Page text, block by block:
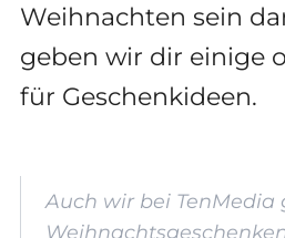
Weihnachten sein
geben wir dir einige
für Geschenkideen.
Auch wir bei